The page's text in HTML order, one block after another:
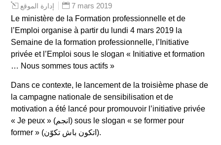
إدارة الموقع
7 mars 2019
Le ministère de la Formation professionnelle et de
l’Emploi organise à partir du lundi 4 mars 2019 la
Semaine de la formation professionnelle, l’Initiative
privée et l’Emploi sous le slogan « Initiative et formation
… Nous sommes tous actifs »
Dans ce contexte, le lancement de la troisième phase de
la campagne nationale de sensibilisation et de
motivation a été lancé pour promouvoir l’initiative privée
« Je peux » (انجم) sous le slogan « se former pour
former » (اتكون باش تكوّن).